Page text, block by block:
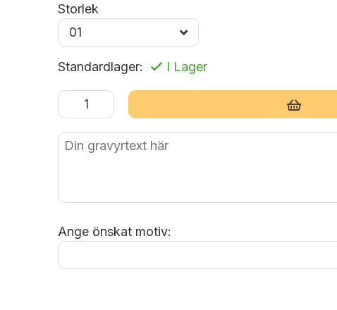
Storlek
Standardlager: I Lager
Lägg i varukorg
Ange önskat motiv: